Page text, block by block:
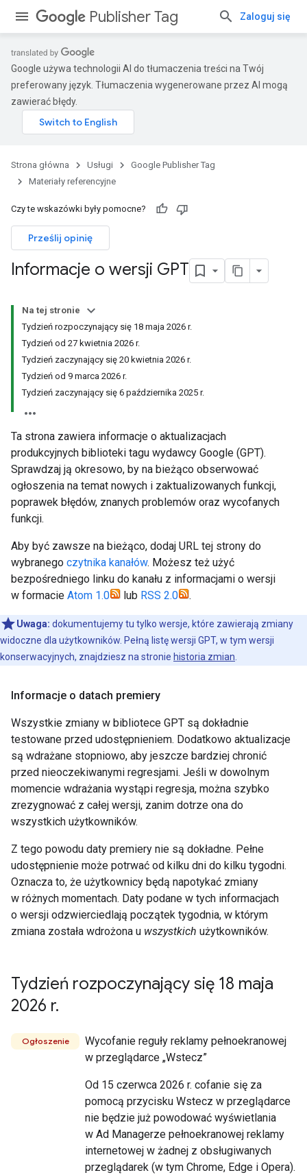
Publisher Tag Zaloguj się
Google używa technologii AI do tłumaczenia treści na Twój
preferowany język. Tłumaczenia wygenerowane przez AI mogą
zawierać błędy.
Strona główna Usługi
Google Publisher Tag
Materiały referencyjne
Czy te wskazówki były pomocne?
Prześlij opinię
Informacje o wersji GPT
Na tej stronie
Tydzień rozpoczynający się 18 maja 2026 r.
Tydzień od 27 kwietnia 2026 r.
Tydzień zaczynający się 20 kwietnia 2026 r.
Tydzień od 9 marca 2026 r.
Tydzień zaczynający się 6 października 2025 r.
Ta strona zawiera informacje o aktualizacjach
produkcyjnych biblioteki tagu wydawcy Google (GPT).
Sprawdzaj ją okresowo, by na bieżąco obserwować
ogłoszenia na temat nowych i zaktualizowanych funkcji,
poprawek błędów, znanych problemów oraz wycofanych
funkcji.
Aby być zawsze na bieżąco, dodaj URL tej strony do
wybranego czytnika kanałów. Możesz też użyć
bezpośredniego linku do kanału z informacjami o wersji
w formacie Atom 1.0 lub RSS 2.0 .
Uwaga: dokumentujemy tu tylko wersje, które zawierają zmiany
widoczne dla użytkowników. Pełną listę wersji GPT, w tym wersji
konserwacyjnych, znajdziesz na stronie historia zmian
Informacje o datach premiery
Wszystkie zmiany w bibliotece GPT są dokładnie
testowane przed udostępnieniem. Dodatkowo aktualizacje
są wdrażane stopniowo, aby jeszcze bardziej chronić
przed nieoczekiwanymi regresjami. Jeśli w dowolnym
momencie wdrażania wystąpi regresja, można szybko
zrezygnować z całej wersji, zanim dotrze ona do
wszystkich użytkowników.
Z tego powodu daty premiery nie są dokładne. Pełne
udostępnienie może potrwać od kilku dni do kilku tygodni.
Oznacza to, że użytkownicy będą napotykać zmiany
w różnych momentach. Daty podane w tych informacjach
o wersji odzwierciedlają początek tygodnia, w którym
zmiana została wdrożona u wszystkich użytkowników.
Tydzień rozpoczynający się 18 maja
2026 r.
Ogłoszenie
Wycofanie reguły reklamy pełnoekranowej
w przeglądarce „Wstecz”
Od 15 czerwca 2026 r. cofanie się za
pomocą przycisku Wstecz w przeglądarce
nie będzie już powodować wyświetlania
w Ad Managerze pełnoekranowej reklamy
internetowej w żadnej z obsługiwanych
przeglądarek (w tym Chrome, Edge i Opera).